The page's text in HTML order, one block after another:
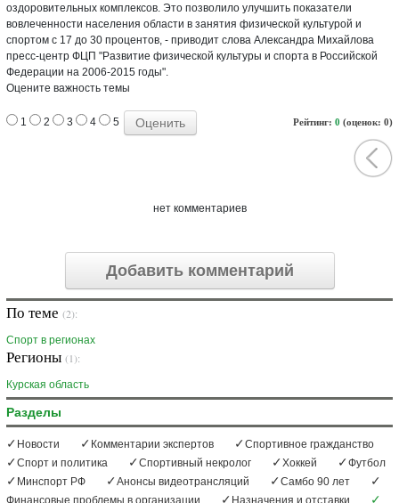
оздоровительных комплексов. Это позволило улучшить показатели
вовлеченности населения области в занятия физической культурой и
спортом с 17 до 30 процентов, - приводит слова Александра Михайлова
пресс-центр ФЦП "Развитие физической культуры и спорта в Российской
Федерации на 2006-2015 годы".
Оцените важность темы
Рейтинг: 0 (оценок: 0)
1 2 3 4 5
нет комментариев
Добавить комментарий
По теме (2):
Спорт в регионах
Регионы (1):
Курская область
Разделы
Новости Комментарии экспертов
Спортивное гражданство
Спорт и политика
Спортивный некролог Хоккей
Футбол
Минспорт РФ
Анонсы видеотрансляций
Самбо 90 лет
Финансовые проблемы в организации
Назначения и отставки